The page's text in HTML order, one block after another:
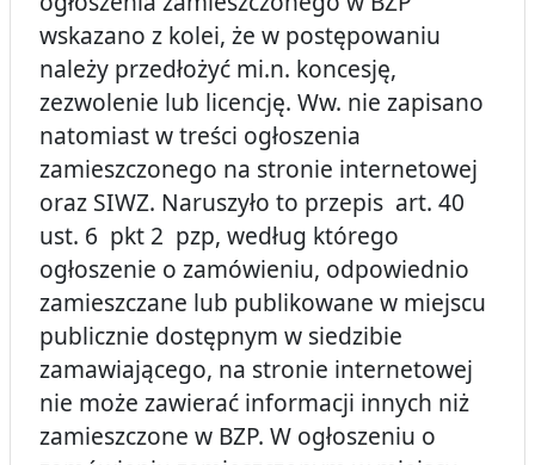
wskazano z kolei, że w postępowaniu
należy przedłożyć mi.n. koncesję,
zezwolenie lub licencję. Ww. nie zapisano
natomiast w treści ogłoszenia
zamieszczonego na stronie internetowej
oraz SIWZ. Naruszyło to przepis art. 40
ust. 6 pkt 2 pzp, według którego
ogłoszenie o zamówieniu, odpowiednio
zamieszczane lub publikowane w miejscu
publicznie dostępnym w siedzibie
zamawiającego, na stronie internetowej
nie może zawierać informacji innych niż
zamieszczone w BZP. W ogłoszeniu o